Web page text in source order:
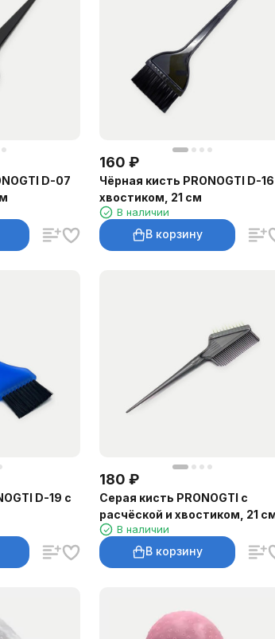
D-07
160 ₽
Чёрная кисть PRONOGTI D-
хвостиком, 21 см
В наличии
В корзину
D-19 с
180 ₽
Серая кисть PRONOGTI с
расчёской и хвостиком, 21
В наличии
В корзину